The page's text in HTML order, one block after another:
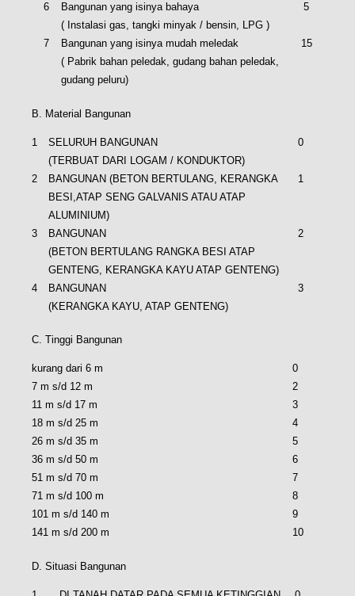
6
Bangunan yang isinya bahaya
( Instalasi gas, tangki minyak / bensin, LPG )
5
7
Bangunan yang isinya mudah meledak
( Pabrik bahan peledak, gudang bahan peledak,
gudang peluru)
15
B. Material Bangunan
1
SELURUH BANGUNAN
(TERBUAT DARI LOGAM / KONDUKTOR)
0
2
BANGUNAN (BETON BERTULANG, KERANGKA
BESI,ATAP SENG GALVANIS ATAU ATAP
ALUMINIUM)
1
3
BANGUNAN
(BETON BERTULANG RANGKA BESI ATAP
GENTENG, KERANGKA KAYU ATAP GENTENG)
2
4
BANGUNAN
(KERANGKA KAYU, ATAP GENTENG)
3
C. Tinggi Bangunan
kurang dari 6 m
0
7 m s/d 12 m
2
11 m s/d 17 m
3
18 m s/d 25 m
4
26 m s/d 35 m
5
36 m s/d 50 m
6
51 m s/d 70 m
7
71 m s/d 100 m
8
101 m s/d 140 m
9
141 m s/d 200 m
10
D. Situasi Bangunan